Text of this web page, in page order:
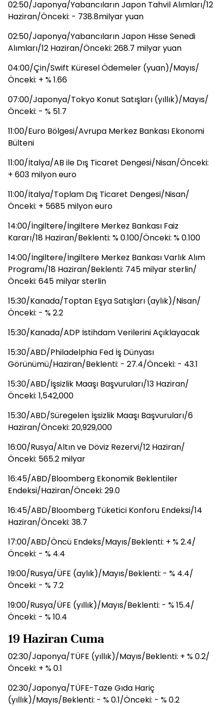
02:50/Japonya/Yabancıların Japon Tahvil Alımları/12
Haziran/Önceki: - 738.8milyar yuan
02:50/Japonya/Yabancıların Japon Hisse Senedi
Alımları/12 Haziran/Önceki: 268.7 milyar yuan
04:00/Çin/Swift Küresel Ödemeler (yuan)/Mayıs/
Önceki: + % 1.66
07:00/Japonya/Tokyo Konut Satışları (yıllık)/Mayıs/
Önceki: - % 51.7
11:00/Euro Bölgesi/Avrupa Merkez Bankası Ekonomi
Bülteni
11:00/İtalya/AB ile Dış Ticaret Dengesi/Nisan/Önceki:
+ 603 milyon euro
11:00/İtalya/Toplam Dış Ticaret Dengesi/Nisan/
Önceki: + 5685 milyon euro
14:00/İngiltere/İngiltere Merkez Bankası Faiz
Kararı/18 Haziran/Beklenti: % 0.100/Önceki: % 0.100
14:00/İngiltere/İngiltere Merkez Bankası Varlık Alım
Programı/18 Haziran/Beklenti: 745 milyar sterlin/
Önceki: 645 milyar sterlin
15:30/Kanada/Toptan Eşya Satışları (aylık)/Nisan/
Önceki: - % 2.2
15:30/Kanada/ADP İstihdam Verilerini Açıklayacak
15:30/ABD/Philadelphia Fed İş Dünyası
Görünümü/Haziran/Beklenti: - 27.4/Önceki: - 43.1
15:30/ABD/İşsizlik Maaşı Başvuruları/13 Haziran/
Önceki: 1,542,000
15:30/ABD/Süregelen İşsizlik Maaşı Başvuruları/6
Haziran/Önceki: 20,929,000
16:00/Rusya/Altın ve Döviz Rezervi/12 Haziran/
Önceki: 565.2 milyar
16:45/ABD/Bloomberg Ekonomik Beklentiler
Endeksi/Haziran/Önceki: 29.0
16:45/ABD/Bloomberg Tüketici Konforu Endeksi/14
Haziran/Önceki: 38.7
17:00/ABD/Öncü Endeks/Mayıs/Beklenti: + % 2.4/
Önceki: - % 4.4
19:00/Rusya/ÜFE (aylık)/Mayıs/Beklenti: - % 4.4/
Önceki: - % 7.2
19:00/Rusya/ÜFE (yıllık)/Mayıs/Beklenti: - % 15.4/
Önceki: - % 10.4
19 Haziran Cuma
02:30/Japonya/TÜFE (yıllık)/Mayıs/Beklenti: + % 0.2/
Önceki: + % 0.1
02:30/Japonya/TÜFE-Taze Gıda Hariç
(yıllık)/Mayıs/Beklenti: - % 0.1/Önceki: - % 0.2